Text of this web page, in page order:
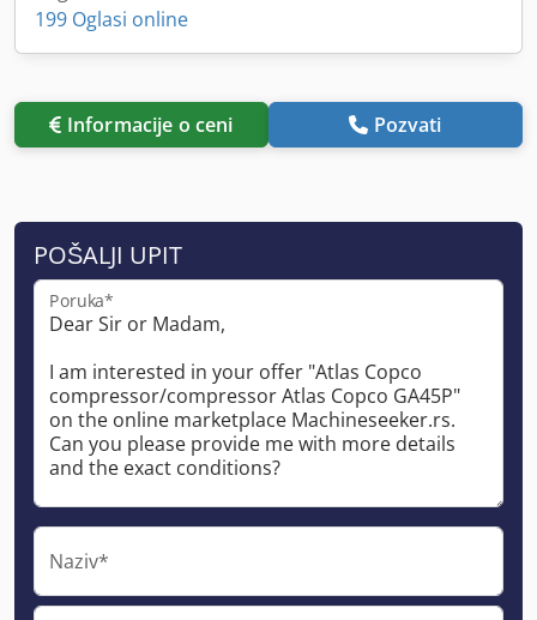
199 Oglasi online
Informacije o ceni Pozvati
POŠALJI UPIT
Poruka*
Naziv*